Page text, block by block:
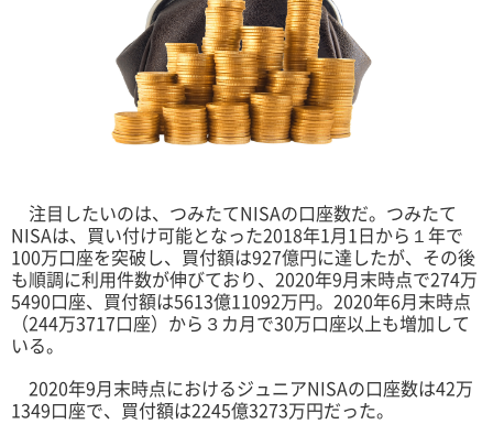
注目したいのは、つみたてNISAの口座数だ。つみたて
NISAは、買い付け可能となった2018年1月1日から１年で
100万口座を突破し、買付額は927億円に達したが、その後
も順調に利用件数が伸びており、2020年9月末時点で274万
5490口座、買付額は5613億11092万円。2020年6月末時点
（244万3717口座）から３カ月で30万口座以上も増加して
いる。
2020年9月末時点におけるジュニアNISAの口座数は42万
1349口座で、買付額は2245億3273万円だった。